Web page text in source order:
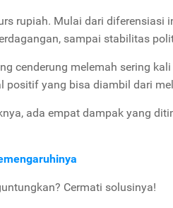
rupiah. Mulai dari diferensiasi
sampai stabilitas
cenderung melemah sering
positif yang bisa diambil dari
ada empat dampak yang
Cermati solusinya!